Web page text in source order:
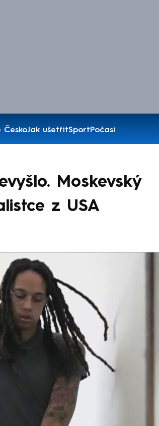
ČeskoJak ušetřitSportPočasí
Moskevský
z USA